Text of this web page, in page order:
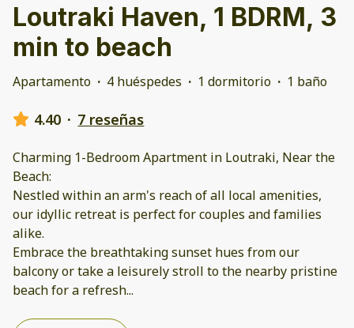
Loutraki Haven, 1 BDRM, 3
min to beach
Apartamento · 4 huéspedes · 1 dormitorio · 1 baño
4.40 · 7 reseñas
Charming 1-Bedroom Apartment in Loutraki, Near the
Beach:
Nestled within an arm's reach of all local amenities,
our idyllic retreat is perfect for couples and families
alike.
Embrace the breathtaking sunset hues from our
balcony or take a leisurely stroll to the nearby pristine
beach for a refresh...